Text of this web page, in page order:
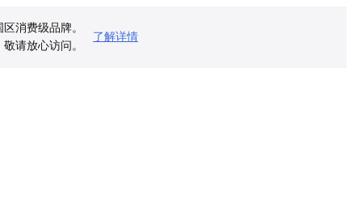
消费级品牌。
请放心访问。
了解详情